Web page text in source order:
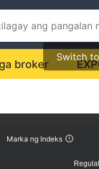
Switch
broker
Marka ng Indeks